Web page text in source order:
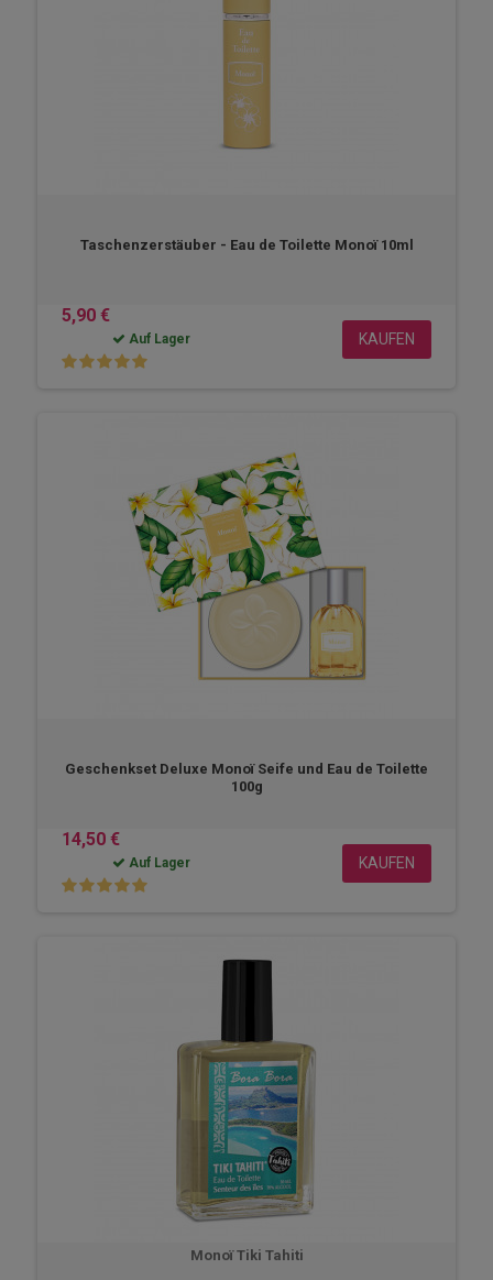
Taschenzerstäuber - Eau de Toilette Monoï 10ml
5,90 €
Auf Lager KAUFEN
Geschenkset Deluxe Monoï Seife und Eau de Toilette
100g
14,50 €
Auf Lager KAUFEN
Monoï Tiki Tahiti